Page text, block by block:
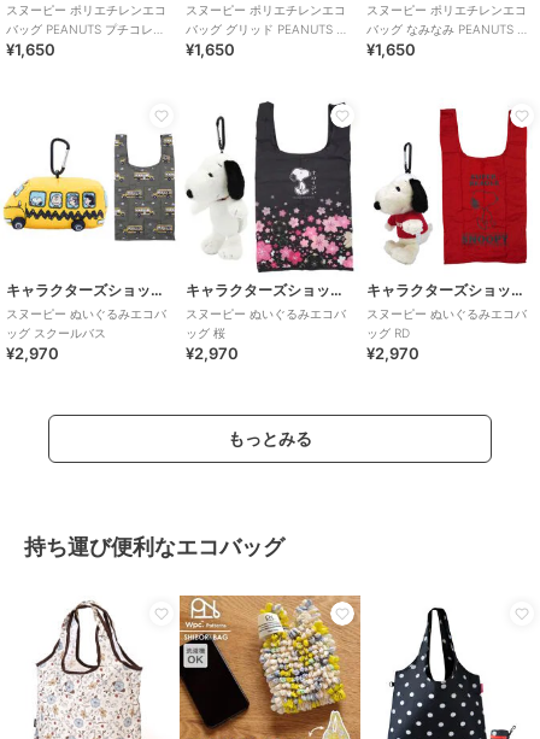
スヌーピー ポリエチレンエコ
バッグ PEANUTS プチコレク
ション 75周年
¥1,650
スヌーピー ポリエチレンエコ
バッグ グリッド PEANUTS プ
チコレクション第4弾
¥1,650
スヌーピー ポリエチレンエコ
バッグ なみなみ PEANUTS プ
チコレクション第4弾
¥1,650
キャラクターズショップ ラフラフ
スヌーピー ぬいぐるみエコバ
ッグ スクールバス
¥2,970
キャラクターズショップ ラフラフ
スヌーピー ぬいぐるみエコバ
ッグ 桜
¥2,970
キャラクターズショップ ラフラフ
スヌーピー ぬいぐるみエコバ
ッグ RD
¥2,970
もっとみる
持ち運び便利なエコバッグ